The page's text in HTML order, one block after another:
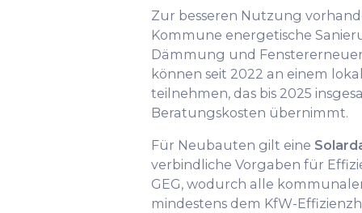
Zur besseren Nutzung
Kommune energetische
Dämmung und
können seit 2022 an einem
teilnehmen, das bis 2025
Beratungskosten übernimmt.
Für Neubauten gilt eine
verbindliche Vorgaben für
GEG, wodurch alle
mindestens dem KfW-